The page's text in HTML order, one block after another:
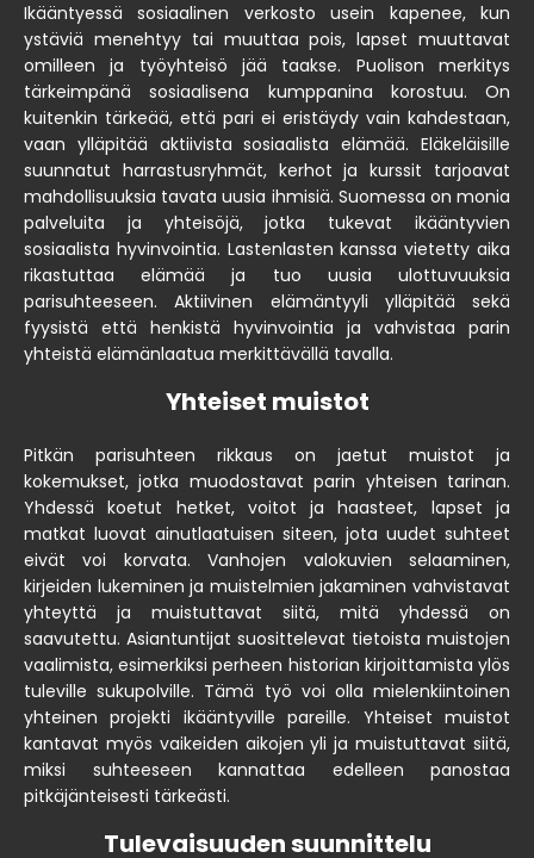
Ikääntyessä sosiaalinen verkosto usein kapenee, kun
ystäviä menehtyy tai muuttaa pois, lapset muuttavat
omilleen ja työyhteisö jää taakse. Puolison merkitys
tärkeimpänä sosiaalisena kumppanina korostuu. On
kuitenkin tärkeää, että pari ei eristäydy vain kahdestaan,
vaan ylläpitää aktiivista sosiaalista elämää. Eläkeläisille
suunnatut harrastusryhmät, kerhot ja kurssit tarjoavat
mahdollisuuksia tavata uusia ihmisiä. Suomessa on monia
palveluita ja yhteisöjä, jotka tukevat ikääntyvien
sosiaalista hyvinvointia. Lastenlasten kanssa vietetty aika
rikastuttaa elämää ja tuo uusia ulottuvuuksia
parisuhteeseen. Aktiivinen elämäntyyli ylläpitää sekä
fyysistä että henkistä hyvinvointia ja vahvistaa parin
yhteistä elämänlaatua merkittävällä tavalla.
Yhteiset muistot
Pitkän parisuhteen rikkaus on jaetut muistot ja
kokemukset, jotka muodostavat parin yhteisen tarinan.
Yhdessä koetut hetket, voitot ja haasteet, lapset ja
matkat luovat ainutlaatuisen siteen, jota uudet suhteet
eivät voi korvata. Vanhojen valokuvien selaaminen,
kirjeiden lukeminen ja muistelmien jakaminen vahvistavat
yhteyttä ja muistuttavat siitä, mitä yhdessä on
saavutettu. Asiantuntijat suosittelevat tietoista muistojen
vaalimista, esimerkiksi perheen historian kirjoittamista ylös
tuleville sukupolville. Tämä työ voi olla mielenkiintoinen
yhteinen projekti ikääntyville pareille. Yhteiset muistot
kantavat myös vaikeiden aikojen yli ja muistuttavat siitä,
miksi suhteeseen kannattaa edelleen panostaa
pitkäjänteisesti tärkeästi.
Tulevaisuuden suunnittelu